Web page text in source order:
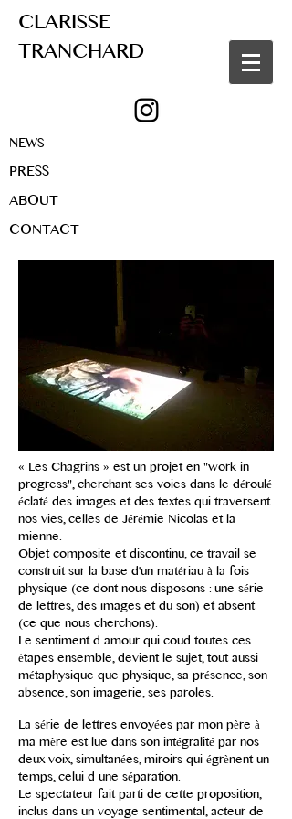
CLARISSE
TRANCHARD
NEWS
PRESS
ABOUT
CONTACT
« Les Chagrins » est un projet en "work in
progress", cherchant ses voies dans le déroulé
éclaté des images et des textes qui traversent
nos vies, celles de Jérémie Nicolas et la
mienne.
Objet composite et discontinu, ce travail se
construit sur la base d'un matériau à la fois
physique (ce dont nous disposons : une série
de lettres, des images et du son) et absent
(ce que nous cherchons).
Le sentiment d amour qui coud toutes ces
étapes ensemble, devient le sujet, tout aussi
métaphysique que physique, sa présence, son
absence, son imagerie, ses paroles.
La série de lettres envoyées par mon père à
ma mère est lue dans son intégralité par nos
deux voix, simultanées, miroirs qui égrènent un
temps, celui d une séparation.
Le spectateur fait parti de cette proposition,
inclus dans un voyage sentimental, acteur de